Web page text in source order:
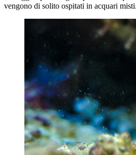
vengono di solito ospitati in acquari misti.